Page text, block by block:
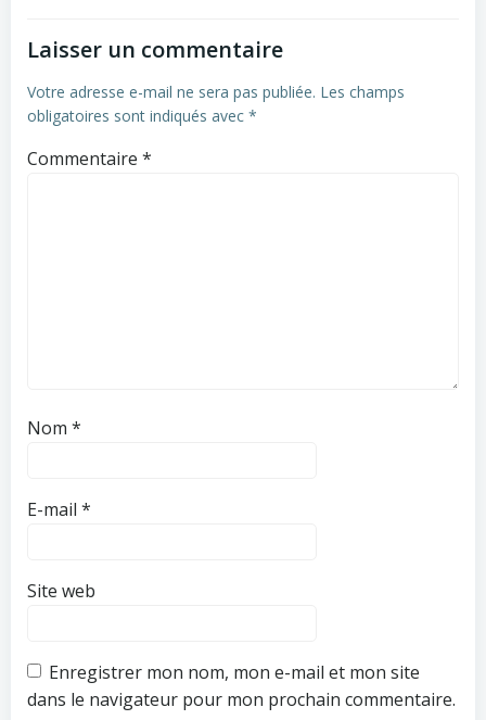
Laisser un commentaire
Votre adresse e-mail ne sera pas publiée. Les champs
obligatoires sont indiqués avec *
Commentaire *
Nom *
E-mail *
Site web
Enregistrer mon nom, mon e-mail et mon site
dans le navigateur pour mon prochain commentaire.